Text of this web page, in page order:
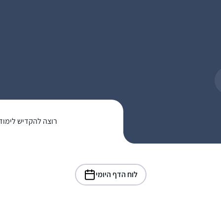
רוצה להקדיש
לוח הדף היומי